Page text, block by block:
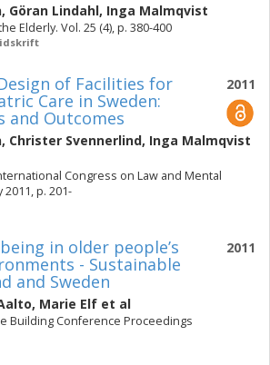
, Göran Lindahl, Inga Malmqvist
Elderly. Vol. 25 (4), p. 380-400
2011
of Facilities for
Care in Sweden:
and Outcomes
, Christer Svennerlind, Inga Malmqvist
Congress on Law and Mental
2011, p. 201-
2011
in older people’s
- Sustainable
and Sweden
, Marie Elf et al
Building Conference Proceedings